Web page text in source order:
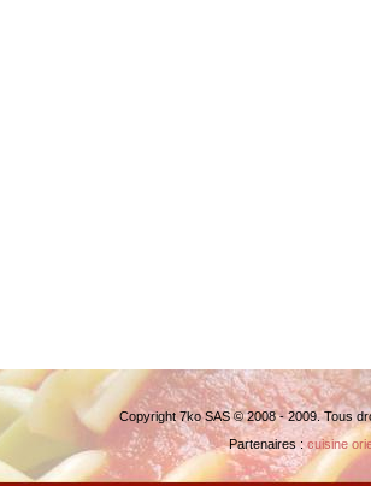
Copyright 7ko SAS © 2008 - 2009. Tous
Partenaires :cuisine